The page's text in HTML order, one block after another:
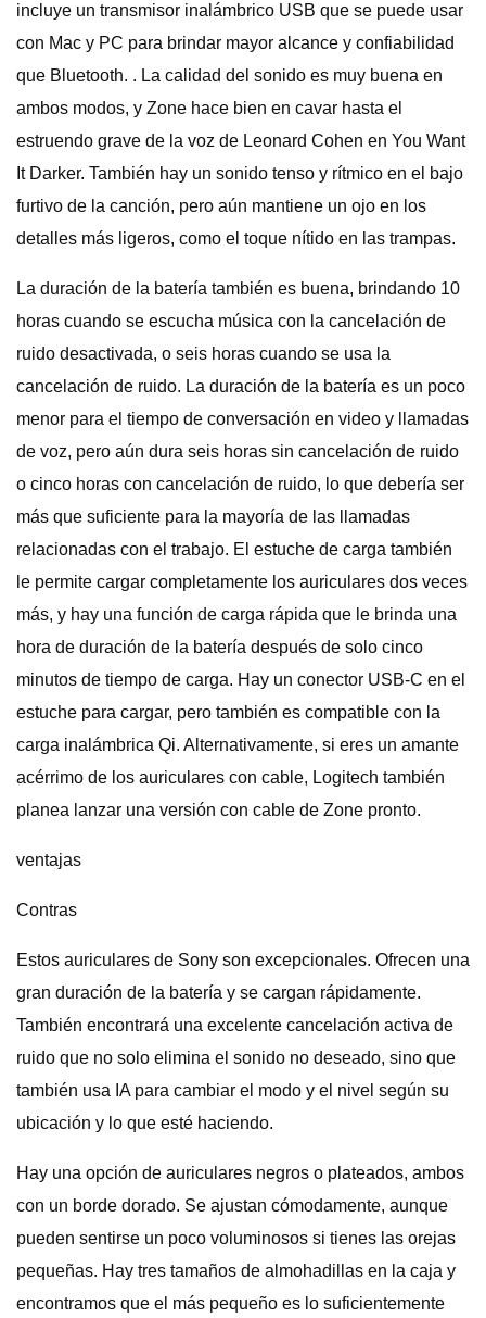
incluye un transmisor inalámbrico USB que se puede usar
con Mac y PC para brindar mayor alcance y confiabilidad
que Bluetooth. . La calidad del sonido es muy buena en
ambos modos, y Zone hace bien en cavar hasta el
estruendo grave de la voz de Leonard Cohen en You Want
It Darker. También hay un sonido tenso y rítmico en el bajo
furtivo de la canción, pero aún mantiene un ojo en los
detalles más ligeros, como el toque nítido en las trampas.
La duración de la batería también es buena, brindando 10
horas cuando se escucha música con la cancelación de
ruido desactivada, o seis horas cuando se usa la
cancelación de ruido. La duración de la batería es un poco
menor para el tiempo de conversación en video y llamadas
de voz, pero aún dura seis horas sin cancelación de ruido
o cinco horas con cancelación de ruido, lo que debería ser
más que suficiente para la mayoría de las llamadas
relacionadas con el trabajo. El estuche de carga también
le permite cargar completamente los auriculares dos veces
más, y hay una función de carga rápida que le brinda una
hora de duración de la batería después de solo cinco
minutos de tiempo de carga. Hay un conector USB-C en el
estuche para cargar, pero también es compatible con la
carga inalámbrica Qi. Alternativamente, si eres un amante
acérrimo de los auriculares con cable, Logitech también
planea lanzar una versión con cable de Zone pronto.
ventajas
Contras
Estos auriculares de Sony son excepcionales. Ofrecen una
gran duración de la batería y se cargan rápidamente.
También encontrará una excelente cancelación activa de
ruido que no solo elimina el sonido no deseado, sino que
también usa IA para cambiar el modo y el nivel según su
ubicación y lo que esté haciendo.
Hay una opción de auriculares negros o plateados, ambos
con un borde dorado. Se ajustan cómodamente, aunque
pueden sentirse un poco voluminosos si tienes las orejas
pequeñas. Hay tres tamaños de almohadillas en la caja y
encontramos que el más pequeño es lo suficientemente